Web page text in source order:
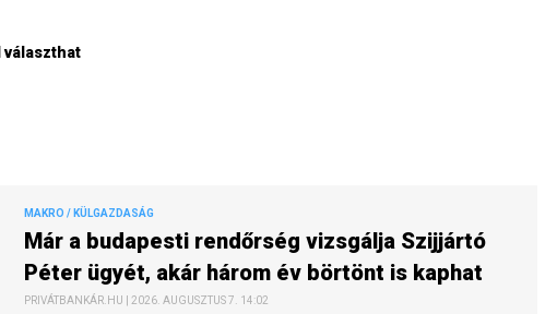
választhat
MAKRO / KÜLGAZDASÁG
Már a budapesti rendőrség vizsgálja Szijjártó
Péter ügyét, akár három év börtönt is kaphat
PRIVÁTBANKÁR.HU | 2026. AUGUSZTUS 7. 14:02